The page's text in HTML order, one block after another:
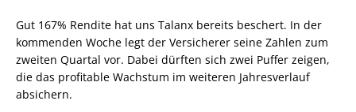
Gut 167% Rendite hat uns Talanx bereits beschert. In der
kommenden Woche legt der Versicherer seine Zahlen zum
zweiten Quartal vor. Dabei dürften sich zwei Puffer zeigen,
die das profitable Wachstum im weiteren Jahresverlauf
absichern.